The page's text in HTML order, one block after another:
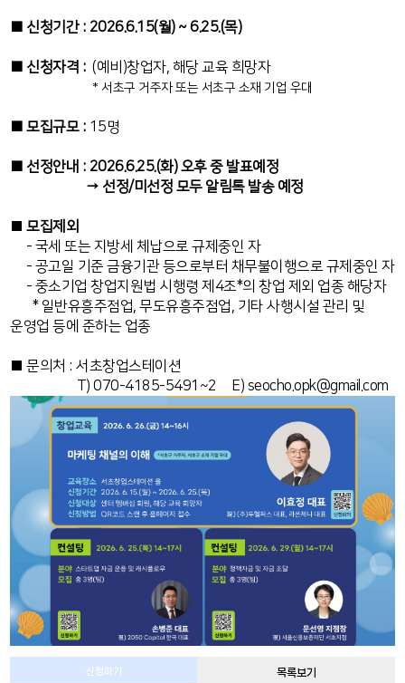
■ 신청기간 : 2026.6.15(월) ~ 6.25.(목)
■ 신청자격 : (예비)창업자, 해당 교육 희망자
* 서초구 거주자 또는 서초구 소재 기업 우대
■ 모집규모 : 15명
■ 선정안내 : 2026.6.25.(화) 오후 중 발표예정
→ 선정/미선정 모두 알림톡 발송 예정
■ 모집제외
- 국세 또는 지방세 체납으로 규제중인 자
- 공고일 기준 금융기관 등으로부터 채무불이행으로 규제중인 자
- 중소기업 창업지원법 시행령 제4조*의 창업 제외 업종 해당자
* 일반유흥주점업, 무도유흥주점업, 기타 사행시설 관리 및
운영업 등에 준하는 업종
■ 문의처 : 서초창업스테이션
T) 070-4185-5491~2 E) seocho.opk@gmail.com